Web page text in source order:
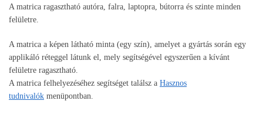
A matrica ragasztható autóra, falra, laptopra, bútorra és szinte minden
felületre.
A matrica a képen látható minta (egy szín), amelyet a gyártás során egy
applikáló réteggel látunk el, mely segítségével egyszerűen a kívánt
felületre ragasztható.
A matrica felhelyezéséhez segítséget találsz a Hasznos
tudnivalók menüpontban.